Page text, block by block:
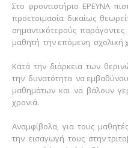
Στο φροντιστήριο ΕΡΕΥΝΑ
προετοιμασία δικαίως
σημαντικότερούς
μαθητή την επόμενη σχολική
Κατά την διάρκεια των
την δυνατότητα να
μαθημάτων και να βάλουν
χρονιά.
Αναμφίβολα, για τους
την εισαγωγή τους στην